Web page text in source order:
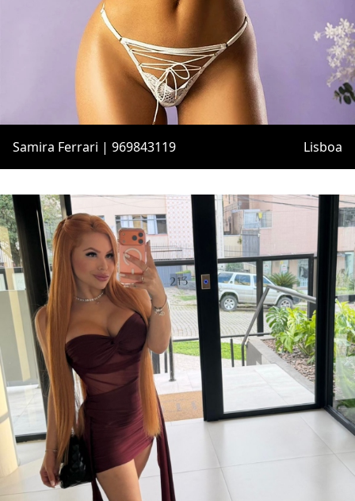
Samira Ferrari | 969843119 Lisboa